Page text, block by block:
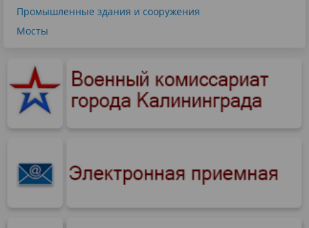
Промышленные здания и сооружения
Мосты